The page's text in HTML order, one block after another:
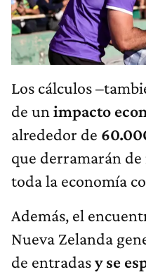
Los cálculos
de un impacto
alrededor de
que derramarán
toda la economía
Además, el
Nueva Zelanda
de entradasy se